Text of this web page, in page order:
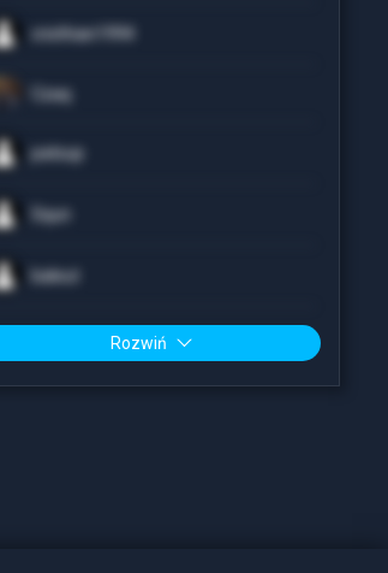
cristhian1994
Czaq
patsup
Squn
baleut
Rozwiń